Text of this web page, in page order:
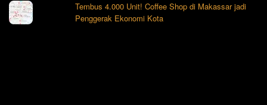
Tembus 4.000 Unit! Coffee Shop di Makassar jadi
Penggerak Ekonomi Kota